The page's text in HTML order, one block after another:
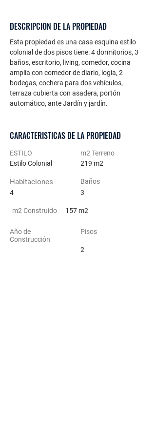
DESCRIPCION DE LA PROPIEDAD
Esta propiedad es una casa esquina estilo
colonial de dos pisos tiene: 4 dormitorios, 3
baños, escritorio, living, comedor, cocina
amplia con comedor de diario, logia, 2
bodegas, cochera para dos vehículos,
terraza cubierta con asadera, portón
automático, ante Jardín y jardín.
CARACTERISTICAS DE LA PROPIEDAD
ESTILO
Estilo Colonial
m2 Terreno
219 m2
Habitaciones
4
m2 Construido
Baños
3
157 m2
Año de
Construcción
Pisos
2